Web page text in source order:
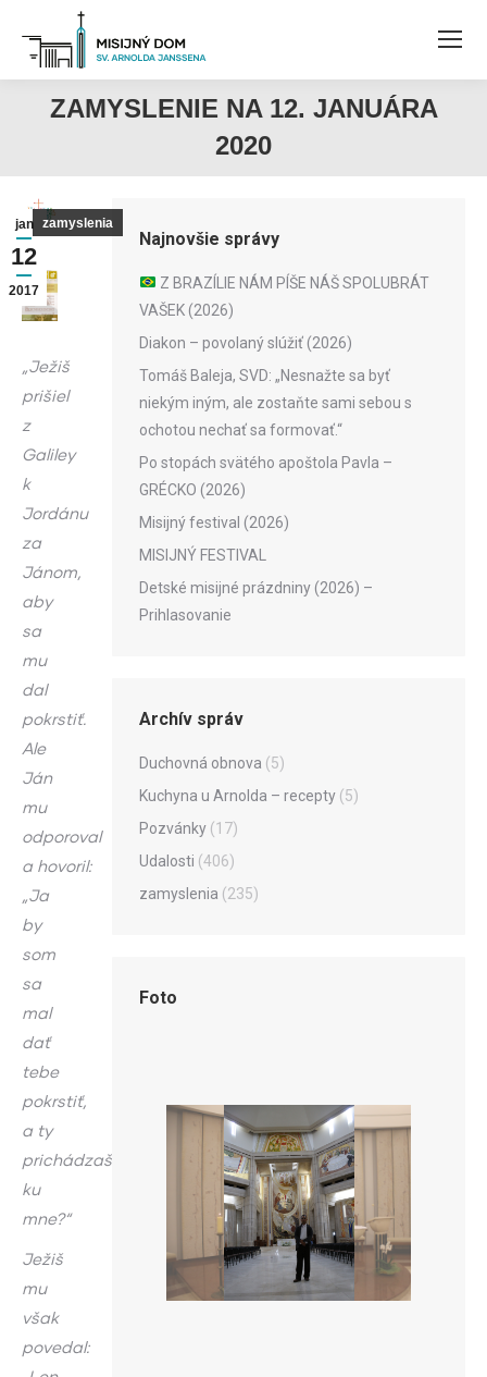
ZAMYSLENIE NA 12. JANUÁRA
2020
jan
12
2017
zamyslenia
„Ježiš
prišiel
z
Galiley
k
Jordánu
za
Jánom,
aby
sa
mu
dal
pokrstiť.
Ale
Ján
mu
odporoval
a hovoril:
„Ja
by
som
sa
mal
dať
tebe
pokrstiť,
a ty
prichádzaš
ku
mne?“
Ježiš
mu
však
povedal:
Najnovšie správy
Z BRAZÍLIE NÁM PÍŠE NÁŠ SPOLUBRÁT
VAŠEK (2026)
Diakon – povolaný slúžiť (2026)
Tomáš Baleja, SVD: „Nesnažte sa byť
niekým iným, ale zostaňte sami sebou s
ochotou nechať sa formovať.“
Po stopách svätého apoštola Pavla –
GRÉCKO (2026)
Misijný festival (2026)
MISIJNÝ FESTIVAL
Detské misijné prázdniny (2026) –
Prihlasovanie
Archív správ
Duchovná obnova (5)
Kuchyna u Arnolda – recepty (5)
Pozvánky (17)
Udalosti (406)
zamyslenia (235)
Foto